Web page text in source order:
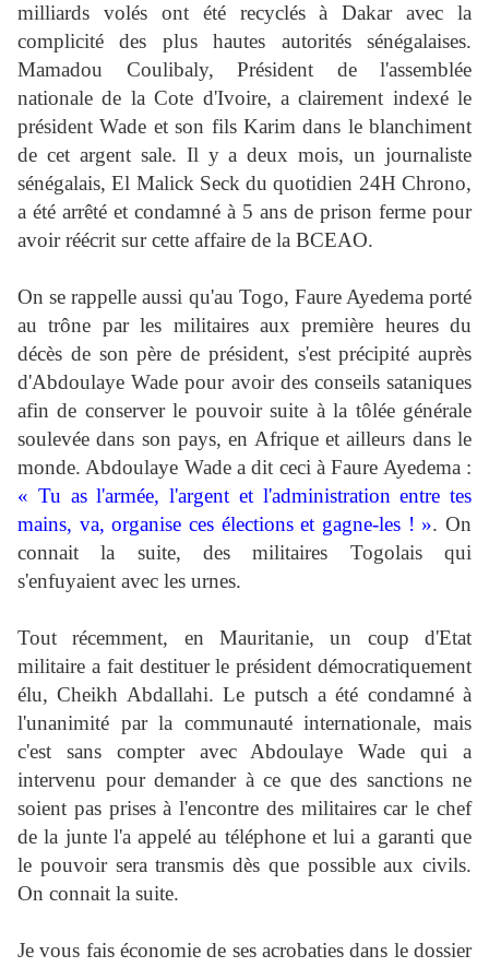
milliards volés ont été recyclés à Dakar avec la
complicité des plus hautes autorités sénégalaises.
Mamadou Coulibaly, Président de l'assemblée
nationale de la Cote d'Ivoire, a clairement indexé le
président Wade et son fils Karim dans le blanchiment
de cet argent sale. Il y a deux mois, un journaliste
sénégalais, El Malick Seck du quotidien 24H Chrono,
a été arrêté et condamné à 5 ans de prison ferme pour
avoir réécrit sur cette affaire de la BCEAO.
On se rappelle aussi qu'au Togo, Faure Ayedema porté
au trône par les militaires aux première heures du
décès de son père de président, s'est précipité auprès
d'Abdoulaye Wade pour avoir des conseils sataniques
afin de conserver le pouvoir suite à la tôlée générale
soulevée dans son pays, en Afrique et ailleurs dans le
monde. Abdoulaye Wade a dit ceci à Faure Ayedema :
« Tu as l'armée, l'argent et l'administration entre tes
mains, va, organise ces élections et gagne-les ! ». On
connait la suite, des militaires Togolais qui
s'enfuyaient avec les urnes.
Tout récemment, en Mauritanie, un coup d'Etat
militaire a fait destituer le président démocratiquement
élu, Cheikh Abdallahi. Le putsch a été condamné à
l'unanimité par la communauté internationale, mais
c'est sans compter avec Abdoulaye Wade qui a
intervenu pour demander à ce que des sanctions ne
soient pas prises à l'encontre des militaires car le chef
de la junte l'a appelé au téléphone et lui a garanti que
le pouvoir sera transmis dès que possible aux civils.
On connait la suite.
Je vous fais économie de ses acrobaties dans le dossier